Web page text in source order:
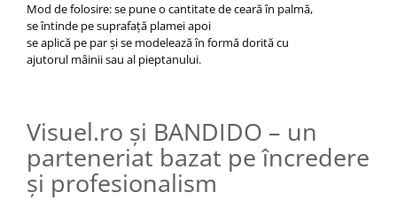
Mod de folosire:se pune o cantitate decearăîn palmă,
seîntinde pesuprafață plamei apoi
seaplică pe parșise modeleazăîn formădorităcu
ajutorul mâiniisau al pieptanului.
Visuel.ro și BANDIDO – un
parteneriat bazat pe încredere
și profesionalism